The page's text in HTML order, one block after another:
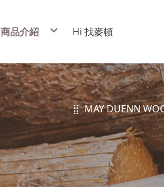
商品介紹 Hi 找麥頓
⣿ MAY DUENN